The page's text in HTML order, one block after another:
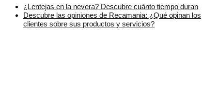
¿Lentejas en la nevera? Descubre cuánto tiempo duran
Descubre las opiniones de Recamania: ¿Qué opinan los
clientes sobre sus productos y servicios?